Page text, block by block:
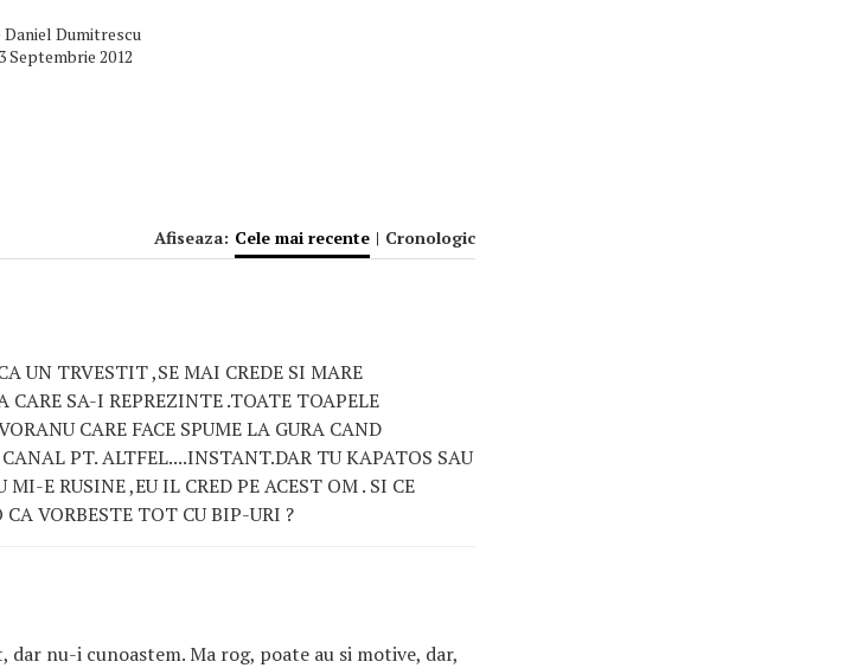
Daniel Dumitrescu
Septembrie 2012
Afiseaza: Cele mai recente | Cronologic
UN TRVESTIT ,SE MAI CREDE SI MARE
SA-I REPREZINTE .TOATE TOAPELE
CARE FACE SPUME LA GURA CAND
PT. ALTFEL....INSTANT.DAR TU KAPATOS SAU
E RUSINE ,EU IL CRED PE ACEST OM . SI CE
VORBESTE TOT CU BIP-URI ?
nu-i cunoastem. Ma rog, poate au si motive, dar,